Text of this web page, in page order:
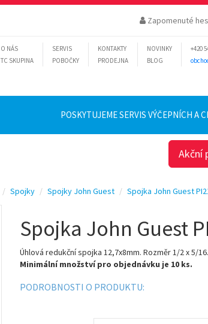
Zapomenuté
O NÁS
TC SKUPINA
SERVIS
POBOČKY
KONTAKTY
PRODEJNA
NOVINKY
BLOG
+420
POSKYTUJEME SERVIS VÝČEPNÍCH A
Akční
Spojky Spojky John Guest Spojka John Guest
Spojka John Guest
Úhlová redukční spojka 12,7x8mm. Rozměr 1/2 x 5/16.
Minimální množství pro objednávku je 10 ks.
PODROBNOSTI O PRODUKTU: